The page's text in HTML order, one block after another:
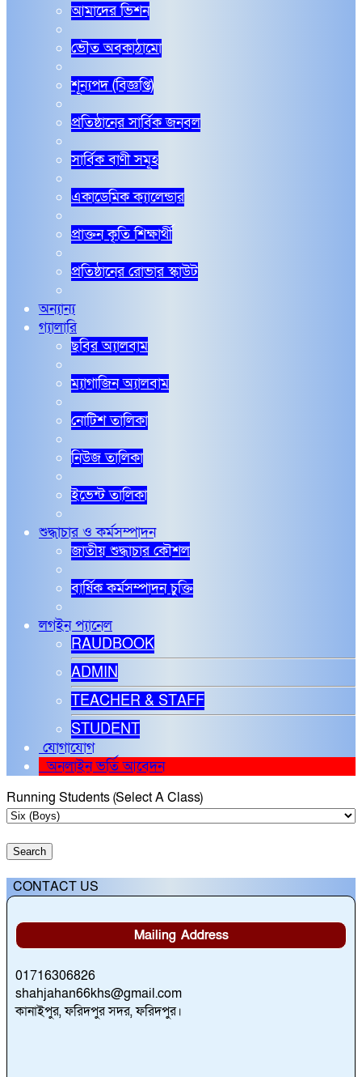
আমাদের ভিশন
ভৌত অবকাঠামো
শূন্যপদ (বিজ্ঞপ্তি)
প্রতিষ্ঠানের সার্বিক জনবল
সার্বিক বাণী সমূহ
একাডেমিক ক্যালেন্ডার
প্রাক্তন কৃতি শিক্ষার্থী
প্রতিষ্ঠানের রোভার স্কাউট
অন্যান্য
গ্যালারি
ছবির অ্যালবাম
ম্যাগাজিন অ্যালবাম
নোটিশ তালিকা
নিউজ তালিকা
ইভেন্ট তালিকা
শুদ্ধাচার ও কর্মসম্পাদন
জাতীয় শুদ্ধাচার কৌশল
বার্ষিক কর্মসম্পাদন চুক্তি
লগইন প্যানেল
RAUDBOOK
ADMIN
TEACHER & STAFF
STUDENT
যোগাযোগ
অনলাইন ভর্তি আবেদন
Running Students (Select A Class)
CONTACT US
Mailing Address
01716306826
shahjahan66khs@gmail.com
কানাইপুর, ফরিদপুর সদর, ফরিদপুর।